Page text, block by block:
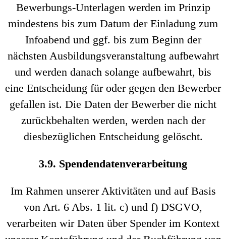
Bewerbungs-Unterlagen werden im Prinzip
mindestens bis zum Datum der Einladung zum
Infoabend und ggf. bis zum Beginn der
nächsten Ausbildungsveranstaltung aufbewahrt
und werden danach solange aufbewahrt, bis
eine Entscheidung für oder gegen den Bewerber
gefallen ist. Die Daten der Bewerber die nicht
zurückbehalten werden, werden nach der
diesbezüglichen Entscheidung gelöscht.
3.9. Spendendatenverarbeitung
Im Rahmen unserer Aktivitäten und auf Basis
von Art. 6 Abs. 1 lit. c) und f) DSGVO,
verarbeiten wir Daten über Spender im Kontext